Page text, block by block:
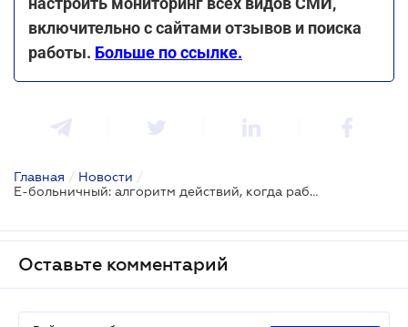
включительно с сайтами отзывов и поиска
работы. Больше по ссылке.
Главная / Новости /
Е-больничный: алгоритм действий, когда работник заболел и уведомил об этом
Оставьте комментарий